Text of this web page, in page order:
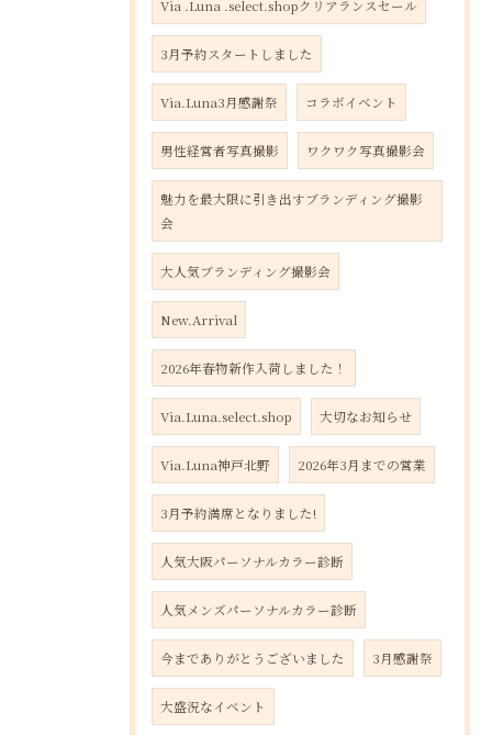
Via .Luna .select.shopクリアランスセール
3月予約スタートしました
Via.Luna3月感謝祭 コラボイベント
男性経営者写真撮影 ワクワク写真撮影会
魅力を最大限に引き出すブランディング撮影
会
大人気ブランディング撮影会
New.Arrival
2026年春物新作入荷しました！
Via.Luna.select.shop 大切なお知らせ
Via.Luna神戸北野 2026年3月までの営業
3月予約満席となりました!
人気大阪パーソナルカラー診断
人気メンズパーソナルカラー診断
今までありがとうございました 3月感謝祭
大盛況なイベント